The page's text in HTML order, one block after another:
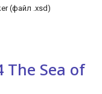
(файл .xsd)
The Sea of